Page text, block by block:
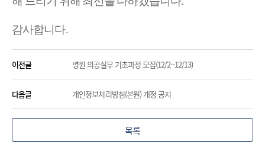
감사합니다.
이전글 병원 의공실무 기초과정 모집(12/2~12/13)
다음글 개인정보처리방침(본원) 개정 공지
목록